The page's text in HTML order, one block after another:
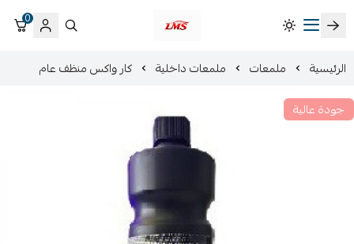
متجر لمسات الشرقية لزينة سيارات LMS
0
الرئيسية ملمعات ملمعات داخلية
كار واكس منظف عام
جودة عالية